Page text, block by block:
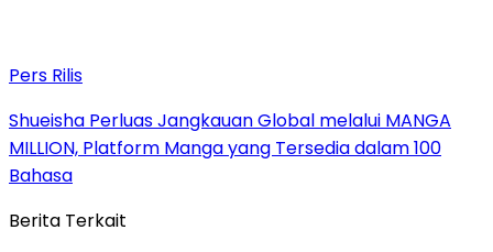
Pers Rilis
Shueisha Perluas Jangkauan Global melalui MANGA
MILLION, Platform Manga yang Tersedia dalam 100
Bahasa
Berita Terkait